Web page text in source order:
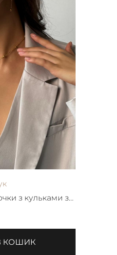
з кульками з
КОШИК